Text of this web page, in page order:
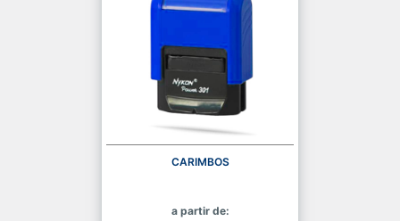
CARIMBOS
a partir de: